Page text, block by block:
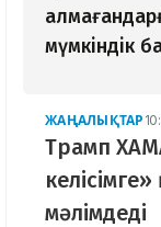
мүмкіндік
ЖАҢАЛЫҚТАР
Трамп
мәлімдеді